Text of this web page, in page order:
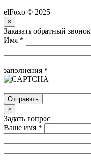
elFoxo © 2025
×
Заказать обратный звонок
Имя *
заполнения *
Отправить
×
Задать вопрос
Ваше имя *